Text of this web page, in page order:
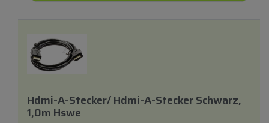
Hdmi-A-Stecker/ Hdmi-A-Stecker Schwarz,
1,0m Hswe